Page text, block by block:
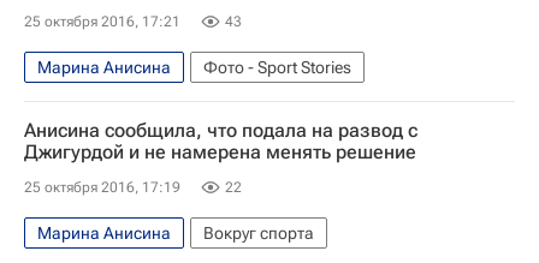
25 октября 2016, 17:21 43
Марина Анисина Фото - Sport Stories
Анисина сообщила, что подала на развод с
Джигурдой и не намерена менять решение
25 октября 2016, 17:19 22
Марина Анисина Вокруг спорта